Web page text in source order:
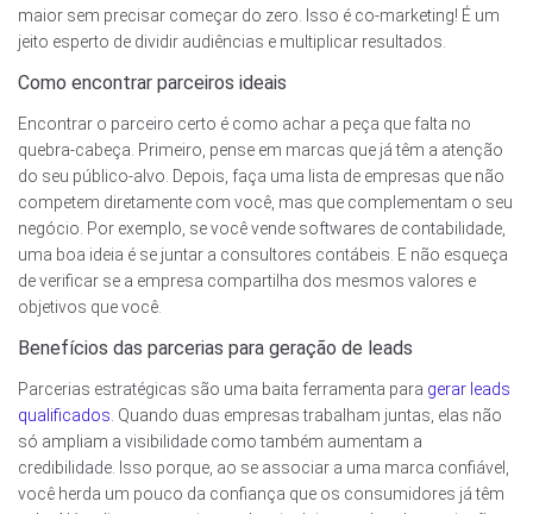
maior sem precisar começar do zero. Isso é co-marketing! É um
jeito esperto de dividir audiências e multiplicar resultados.
Como encontrar parceiros ideais
Encontrar o parceiro certo é como achar a peça que falta no
quebra-cabeça. Primeiro, pense em marcas que já têm a atenção
do seu público-alvo. Depois, faça uma lista de empresas que não
competem diretamente com você, mas que complementam o seu
negócio. Por exemplo, se você vende softwares de contabilidade,
uma boa ideia é se juntar a consultores contábeis. E não esqueça
de verificar se a empresa compartilha dos mesmos valores e
objetivos que você.
Benefícios das parcerias para geração de leads
Parcerias estratégicas são uma baita ferramenta para gerar leads
qualificados . Quando duas empresas trabalham juntas, elas não
só ampliam a visibilidade como também aumentam a
credibilidade. Isso porque, ao se associar a uma marca confiável,
você herda um pouco da confiança que os consumidores já têm